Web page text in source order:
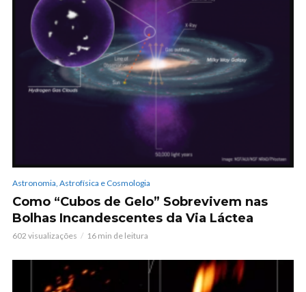
Astronomia, Astrofísica e Cosmologia
Como “Cubos de Gelo” Sobrevivem nas
Bolhas Incandescentes da Via Láctea
602 visualizações 16 min de leitura